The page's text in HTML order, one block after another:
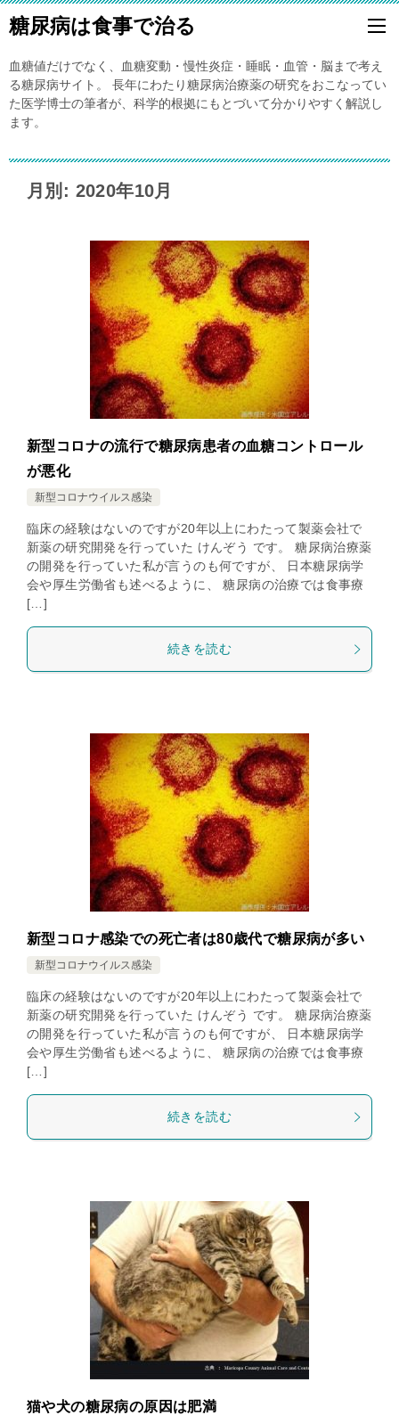
糖尿病は食事で治る
血糖値だけでなく、血糖変動・慢性炎症・睡眠・血管・脳まで考え
る糖尿病サイト。 長年にわたり糖尿病治療薬の研究をおこなってい
た医学博士の筆者が、科学的根拠にもとづいて分かりやすく解説し
ます。
月別: 2020年10月
新型コロナの流行で糖尿病患者の血糖コントロール
が悪化
新型コロナウイルス感染
臨床の経験はないのですが20年以上にわたって製薬会社で
新薬の研究開発を行っていた けんぞう です。 糖尿病治療薬
の開発を行っていた私が言うのも何ですが、 日本糖尿病学
会や厚生労働省も述べるように、 糖尿病の治療では食事療
[…]
続きを読む
新型コロナ感染での死亡者は80歳代で糖尿病が多い
新型コロナウイルス感染
臨床の経験はないのですが20年以上にわたって製薬会社で
新薬の研究開発を行っていた けんぞう です。 糖尿病治療薬
の開発を行っていた私が言うのも何ですが、 日本糖尿病学
会や厚生労働省も述べるように、 糖尿病の治療では食事療
[…]
続きを読む
猫や犬の糖尿病の原因は肥満